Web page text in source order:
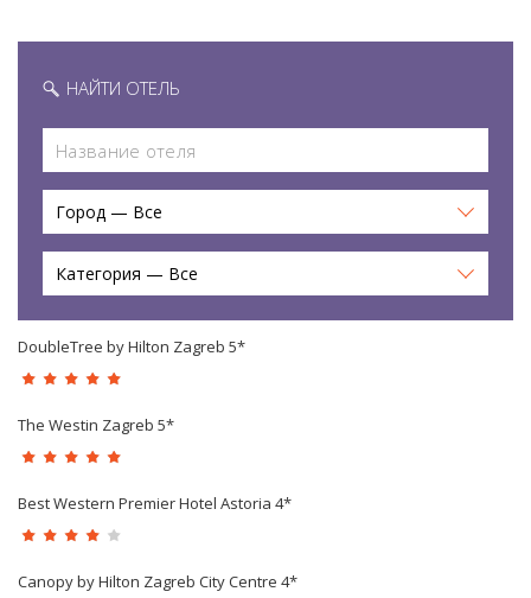
НАЙТИ ОТЕЛЬ
Город — Все
Категория — Все
DoubleTree by Hilton Zagreb 5*
The Westin Zagreb 5*
Best Western Premier Hotel Astoria 4*
Canopy by Hilton Zagreb City Centre 4*